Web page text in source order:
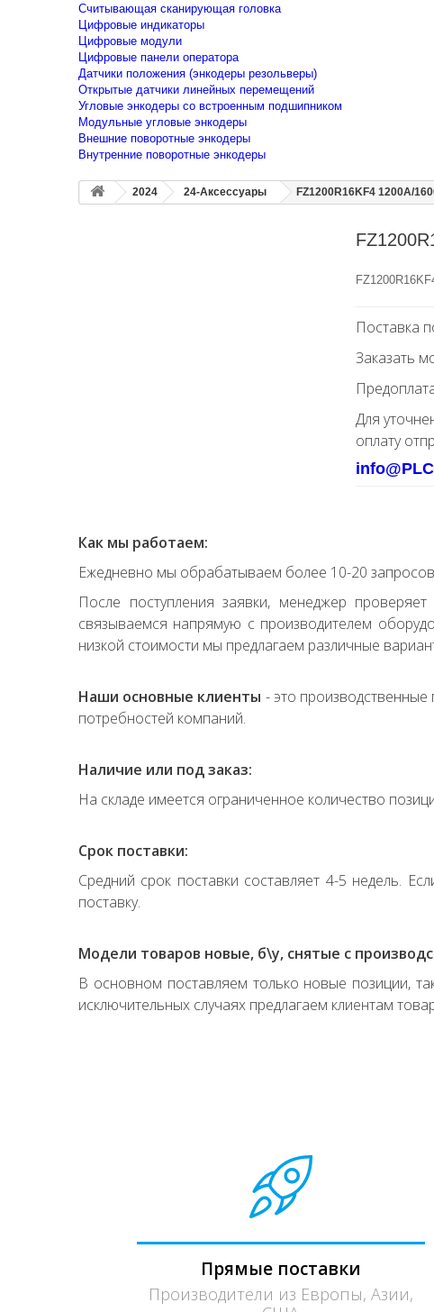
Считывающая сканирующая головка
Цифровые индикаторы
Цифровые модули
Цифровые панели оператора
Датчики положения (энкодеры резольверы)
Открытые датчики линейных перемещений
Угловые энкодеры со встроенным подшипником
Модульные угловые энкодеры
Внешние поворотные энкодеры
Внутренние поворотные энкодеры
2024 24-Аксессуары FZ1200R16KF4 1200A/
Поставка
Заказать
Для
оплату
Как мы работаем:
Ежедневно мы обрабатываем более 10-20 запросов
После поступления заявки, менеджер
связываемся напрямую с производителем
низкой стоимости мы предлагаем различные
Наши основные клиенты - это
потребностей компаний.
Наличие или под заказ:
На складе имеется ограниченное количество
Срок поставки:
Средний срок поставки составляет 4-5 недель.
поставку.
Модели товаров новые, б\у, снятые с
В основном поставляем только новые позиции,
исключительных случаях предлагаем клиентам
Прямые поставки
Производители из Европы, Азии,